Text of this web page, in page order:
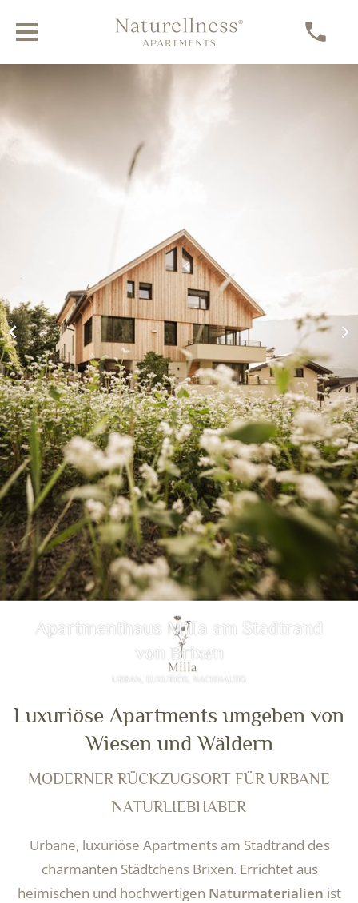
Apartmenthaus Milla am Stadtrand
von Brixen
URBAN, LUXURIÖS, NACHHALTIG
Luxuriöse Apartments umgeben von
Wiesen und Wäldern
MODERNER RÜCKZUGSORT FÜR URBANE
NATURLIEBHABER
Urbane, luxuriöse Apartments am Stadtrand des
charmanten Städtchens Brixen. Errichtet aus
heimischen und hochwertigen Naturmaterialien ist